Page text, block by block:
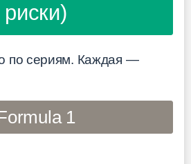
риски)
по сериям. Каждая —
1